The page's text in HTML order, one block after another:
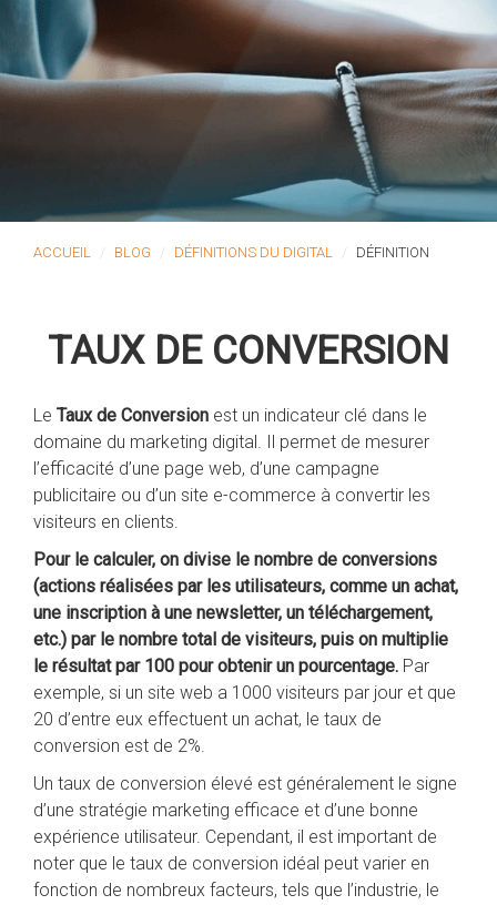
ACCUEIL BLOG DÉFINITIONS DU DIGITAL DÉFINITION
TAUX DE CONVERSION
Le Taux de Conversion est un indicateur clé dans le
domaine du marketing digital. Il permet de mesurer
l’efficacité d’une page web, d’une campagne
publicitaire ou d’un site e-commerce à convertir les
visiteurs en clients.
Pour le calculer, on divise le nombre de conversions
(actions réalisées par les utilisateurs, comme un achat,
une inscription à une newsletter, un téléchargement,
etc.) par le nombre total de visiteurs, puis on multiplie
le résultat par 100 pour obtenir un pourcentage. Par
exemple, si un site web a 1000 visiteurs par jour et que
20 d’entre eux effectuent un achat, le taux de
conversion est de 2%.
Un taux de conversion élevé est généralement le signe
d’une stratégie marketing efficace et d’une bonne
expérience utilisateur. Cependant, il est important de
noter que le taux de conversion idéal peut varier en
fonction de nombreux facteurs, tels que l’industrie, le